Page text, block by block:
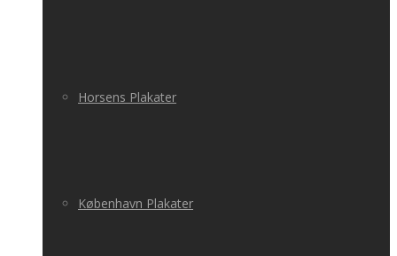
Horsens Plakater
København Plakater